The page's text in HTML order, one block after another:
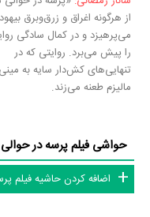
از هرگونه اغراق و زرق‌وبرق
می‌پرهیزد و در کمال سادگی
را پیش می‌برد. روایتی که در
تنهایی‌های کش‌دار سایه به مینی
مالیزم طعنه می‌زند.
حواشی فیلم پرسه در حوالی من
اضافه کردن حاشیه فیلم